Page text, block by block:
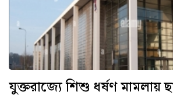
যুক্তরাজ্যে শিশু ধর্ষণ মামলায়